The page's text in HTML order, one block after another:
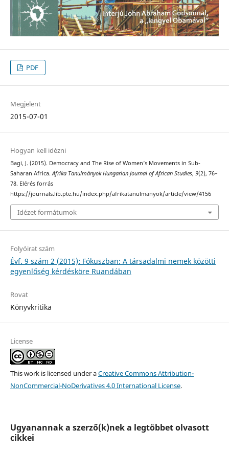
PDF
Megjelent
2015-07-01
Hogyan kell idézni
Bagi, J. (2015). Democracy and The Rise of Women’s Movements in Sub-
Saharan Africa.Afrika Tanulmányok Hungarian Journal of African Studies, 9(2), 76–
78. Elérés forrás
https://journals.lib.pte.hu/index.php/afrikatanulmanyok/article/view/4156
Idézet formátumok
Folyóirat szám
Évf. 9 szám 2 (2015): Fókuszban: A társadalmi nemek közötti
egyenlőség kérdésköre Ruandában
Rovat
Könyvkritika
License
This work is licensed under aCreative Commons Attribution-
NonCommercial-NoDerivatives 4.0 International License.
Ugyanannak a szerző(k)nek a legtöbbet olvasott
cikkei